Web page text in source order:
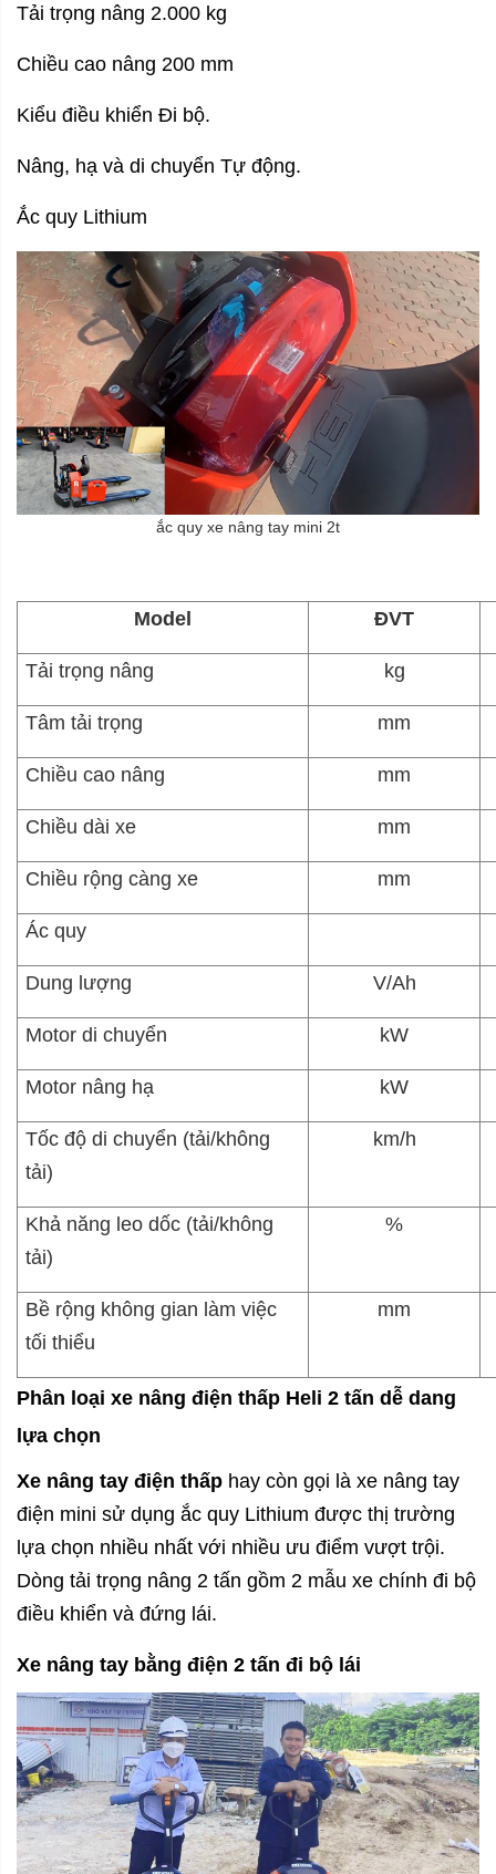
Tải trọng nâng 2.000 kg
Chiều cao nâng 200 mm
Kiểu điều khiển Đi bộ.
Nâng, hạ và di chuyển Tự động.
Ắc quy Lithium
ắc quy xe nâng tay mini 2t
Model ĐVT
Tải trọng nâng kg
Tâm tải trọng mm
Chiều cao nâng mm
Chiều dài xe mm
Chiều rộng càng xe mm
Ác quy
Dung lượng V/Ah
Motor di chuyển kW
Motor nâng hạ kW
Tốc độ di chuyển (tải/không
tải)
km/h
Khả năng leo dốc (tải/không
tải)
%
Bề rộng không gian làm việc
tối thiểu
mm
Phân loại xe nâng điện thấp Heli 2 tấn dễ dang
lựa chọn
Xe nâng tay điện thấp hay còn gọi là xe nâng tay
điện mini sử dụng ắc quy Lithium được thị trường
lựa chọn nhiều nhất với nhiều ưu điểm vượt trội.
Dòng tải trọng nâng 2 tấn gồm 2 mẫu xe chính đi bộ
điều khiển và đứng lái.
Xe nâng tay bằng điện 2 tấn đi bộ lái